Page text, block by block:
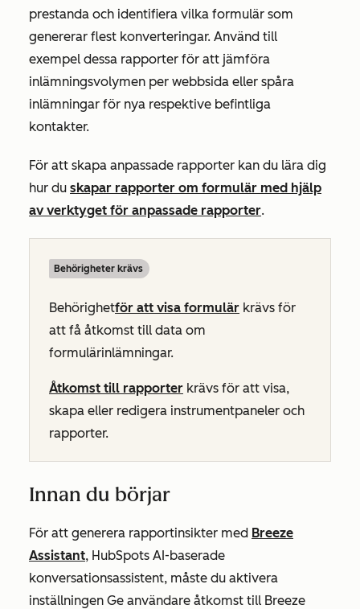
prestanda och identifiera vilka formulär som
genererar flest konverteringar. Använd till
exempel dessa rapporter för att jämföra
inlämningsvolymen per webbsida eller spåra
inlämningar för nya respektive befintliga
kontakter.
För att skapa anpassade rapporter kan du lära dig
hur du skapar rapporter om formulär med hjälp
av verktyget för anpassade rapporter.
Behörigheter krävs
Behörighetför att visa formulär krävs för
att få åtkomst till data om
formulärinlämningar.
Åtkomst till rapporter krävs för att visa,
skapa eller redigera instrumentpaneler och
rapporter.
Innan du börjar
För att generera rapportinsikter med Breeze
Assistant, HubSpots AI-baserade
konversationsassistent, måste du aktivera
inställningen Ge användare åtkomst till Breeze